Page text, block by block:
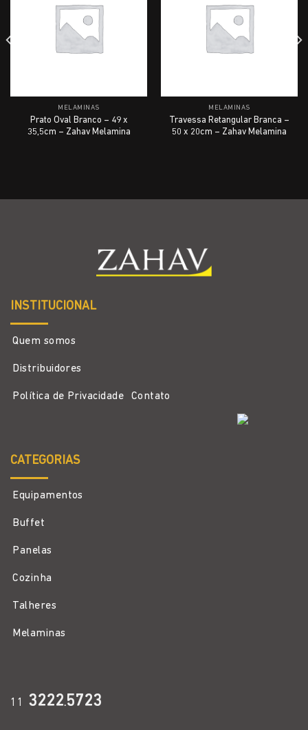
MELAMINAS
Prato Oval Branco – 49 x
35,5cm – Zahav Melamina
MELAMINAS
Travessa Retangular Branca –
50 x 20cm – Zahav Melamina
INSTITUCIONAL
Quem somos
Distribuidores
Política de Privacidade Contato
CATEGORIAS
Equipamentos
Buffet
Panelas
Cozinha
Talheres
Melaminas
11 3222.5723